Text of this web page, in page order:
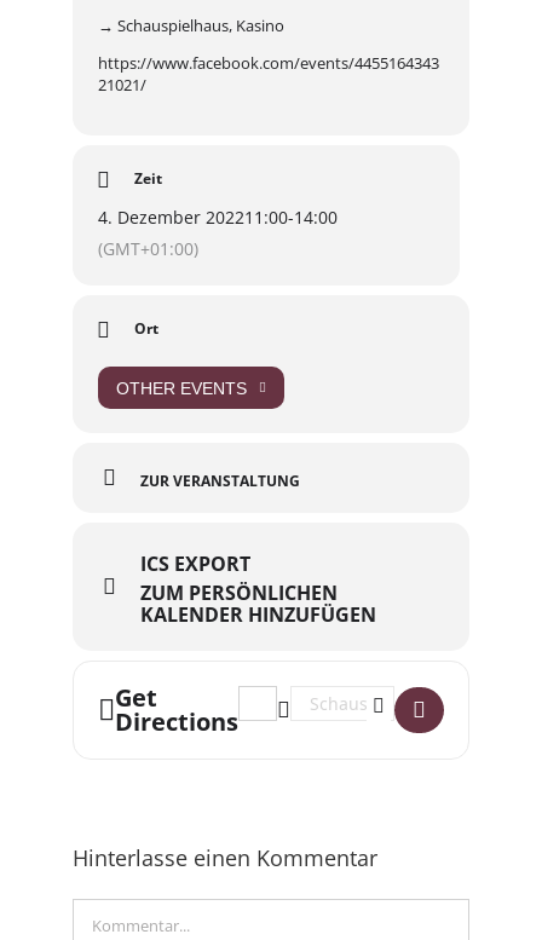
→ Schauspielhaus, Kasino
https://www.facebook.com/events/4455164343
21021/
Zeit
4. Dezember 202211:00-14:00
(GMT+01:00)
Ort
OTHER EVENTS
ZUR VERANSTALTUNG
ICS EXPORT
ZUM PERSÖNLICHEN
KALENDER HINZUFÜGEN
Get
Directions
Address - 2. Kammerkonzert []
Destination Address - 2.
Hinterlasse einen Kommentar